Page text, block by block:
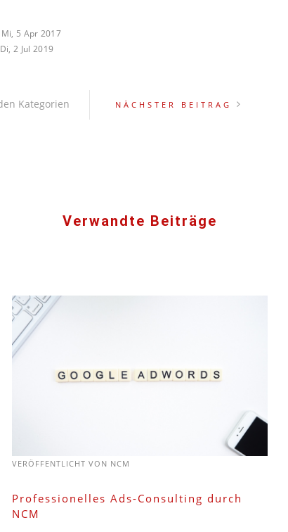
Mi, 5 Apr 2017
Di, 2 Jul 2019
NÄCHSTER BEITRAG
Verwandte Beiträge
VERÖFFENTLICHT VON NCM
Professionelles Ads-Consulting durch
NCM